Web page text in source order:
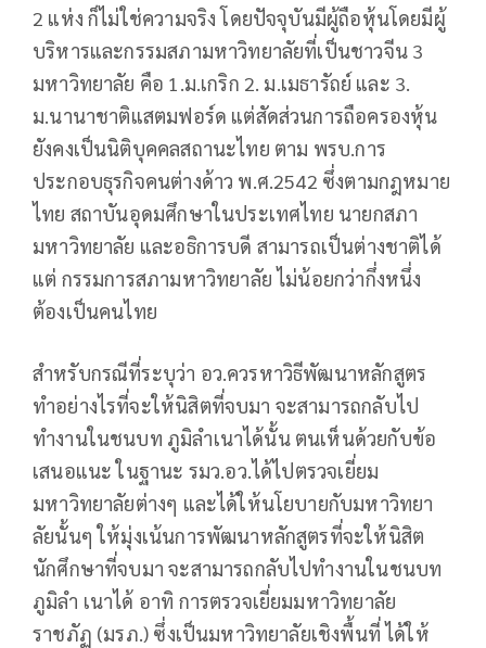
2 แห่ง ก็ไม่ใช่ความจริง โดยปัจจุบันมีผู้ถือหุ้นโดยมีผู้
บริหารและกรรมสภามหาวิทยาลัยที่เป็นชาวจีน 3
มหาวิทยาลัย คือ 1.ม.เกริก 2. ม.เมธารัถย์ และ 3.
ม.นานาชาติแสตมฟอร์ด แต่สัดส่วนการถือครองหุ้น
ยังคงเป็นนิติบุคคลสถานะไทย ตาม พรบ.การ
ประกอบธุรกิจคนต่างด้าว พ.ศ.2542 ซึ่งตามกฎหมาย
ไทย สถาบันอุดมศึกษาในประเทศไทย นายกสภา
มหาวิทยาลัย และอธิการบดี สามารถเป็นต่างชาติได้
แต่ กรรมการสภามหาวิทยาลัย ไม่น้อยกว่ากึ่งหนึ่ง
ต้องเป็นคนไทย
สำหรับกรณีที่ระบุว่า อว.ควรหาวิธีพัฒนาหลักสูตร
ทำอย่างไรที่จะให้นิสิตที่จบมา จะสามารถกลับไป
ทำงานในชนบท ภูมิลำเนาได้นั้น ตนเห็นด้วยกับข้อ
เสนอแนะ ในฐานะ รมว.อว.ได้ไปตรวจเยี่ยม
มหาวิทยาลัยต่างๆ และได้ให้นโยบายกับมหาวิทยา
ลัยนั้นๆ ให้มุ่งเน้นการพัฒนาหลักสูตรที่จะให้นิสิต
นักศึกษาที่จบมา จะสามารถกลับไปทำงานในชนบท
ภูมิลำ เนาได้ อาทิ การตรวจเยี่ยมมหาวิทยาลัย
ราชภัฏ (มรภ.) ซึ่งเป็นมหาวิทยาลัยเชิงพื้นที่ ได้ให้